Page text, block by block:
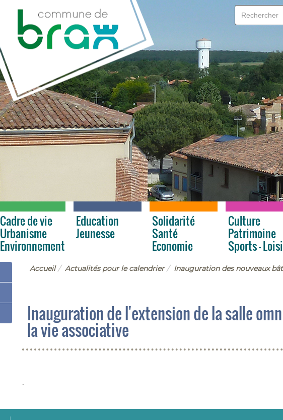
Cadre de vie
Urbanisme
Environnement
Education
Jeunesse
Solidarité
Santé
Economie
Culture
Patrimoine
Sports -
Accueil Actualités pour le calendrier Inauguration des nouveaux
Inauguration de l'extension de la salle
la vie associative
.